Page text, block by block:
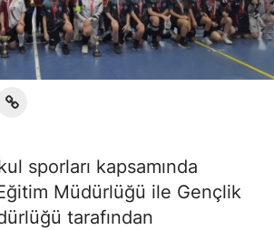
sporları kapsamında
Müdürlüğü ile Gençlik
tarafından